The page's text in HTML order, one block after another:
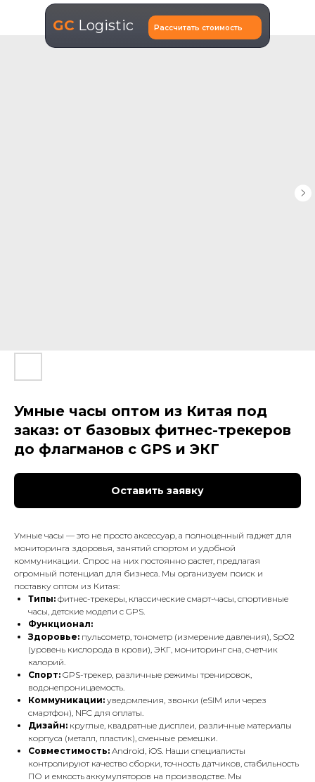
GC Logistic Рассчитать стоимость
Умные часы оптом из Китая под
заказ: от базовых фитнес-трекеров
до флагманов с GPS и ЭКГ
Оставить заявку
Умные часы — это не просто аксессуар, а полноценный гаджет для
мониторинга здоровья, занятий спортом и удобной
коммуникации. Спрос на них постоянно растет, предлагая
огромный потенциал для бизнеса. Мы организуем поиск и
поставку оптом из Китая:
Типы: фитнес-трекеры, классические смарт-часы, спортивные
часы, детские модели с GPS.
Функционал:
Здоровье: пульсометр, тонометр (измерение давления), SpO2
(уровень кислорода в крови), ЭКГ, мониторинг сна, счетчик
калорий.
Спорт: GPS-трекер, различные режимы тренировок,
водонепроницаемость.
Коммуникации: уведомления, звонки (eSIM или через
смартфон), NFC для оплаты.
Дизайн: круглые, квадратные дисплеи, различные материалы
корпуса (металл, пластик), сменные ремешки.
Совместимость: Android, iOS. Наши специалисты
контролируют качество сборки, точность датчиков, стабильность
ПО и емкость аккумуляторов на производстве. Мы